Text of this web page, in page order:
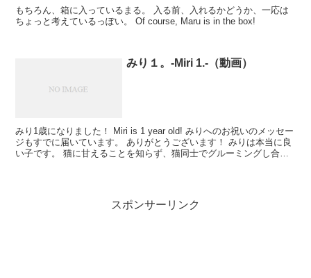
もちろん、箱に入っているまる。 入る前、入れるかどうか、一応は
ちょっと考えているっぽい。 Of course, Maru is in the box!
みり１。-Miri 1.-（動画）
みり1歳になりました！ Miri is 1 year old! みりへのお祝いのメッセー
ジもすでに届いています。 ありがとうございます！ みりは本当に良
い子です。 猫に甘えることを知らず、猫同士でグルーミングし合う
スポンサーリンク